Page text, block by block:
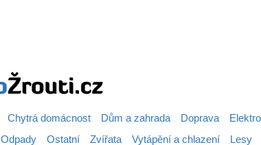
Chytrá domácnost Dům a zahrada Doprava
Odpady Ostatní Zvířata Vytápění a chlazení Lesy